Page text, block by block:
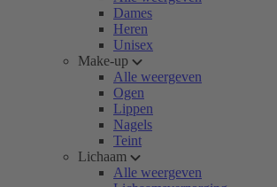
Dames
Heren
Unisex
Make-up
Alle weergeven
Ogen
Lippen
Nagels
Teint
Lichaam
Alle weergeven